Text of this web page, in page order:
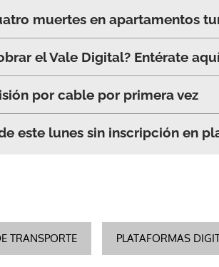
muertes en apartamentos
el Vale Digital? Entérate
por cable por primera vez
este lunes sin inscripción en
TRANSPORTE PLATAFORMAS